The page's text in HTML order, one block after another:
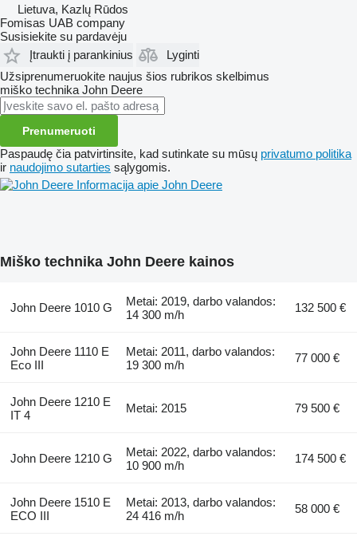
Lietuva, Kazlų Rūdos
Fomisas UAB company
Susisiekite su pardavėju
Įtraukti į parankinius
Lyginti
Užsiprenumeruokite naujus šios rubrikos skelbimus
miško technika John Deere
Prenumeruoti
Paspaudę čia patvirtinsite, kad sutinkate su mūsų privatumo politika
ir naudojimo sutarties sąlygomis.
Informacija apie John Deere
Miško technika John Deere kainos
John Deere 1010 G
Metai: 2019, darbo valandos:
14 300 m/h
132 500 €
John Deere 1110 E
Eco III
Metai: 2011, darbo valandos:
19 300 m/h
77 000 €
John Deere 1210 E
IT 4
Metai: 2015 79 500 €
John Deere 1210 G
Metai: 2022, darbo valandos:
10 900 m/h
174 500 €
John Deere 1510 E
ECO III
Metai: 2013, darbo valandos:
24 416 m/h
58 000 €